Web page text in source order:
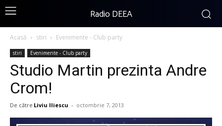
Radio DEEA
Acasă stiri Evenimente - Club party
stiri Evenimente - Club party
Studio Martin prezinta Andre
Crom!
De către Liviu Iliescu - octombrie 7, 2013